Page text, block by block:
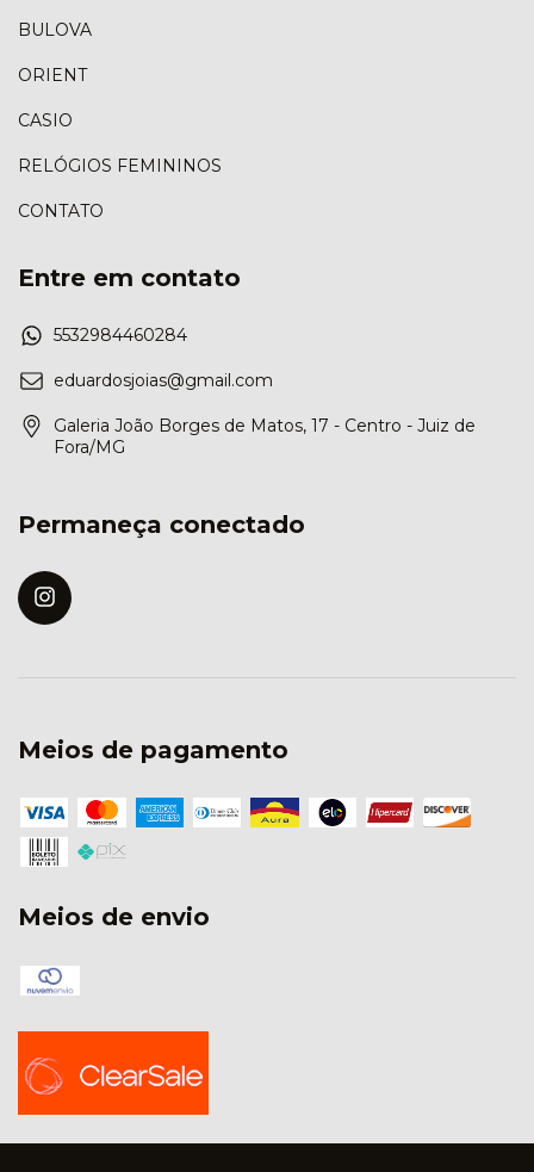
BULOVA
ORIENT
CASIO
RELÓGIOS FEMININOS
CONTATO
Entre em contato
5532984460284
eduardosjoias@gmail.com
Galeria João Borges de Matos, 17 - Centro - Juiz de
Fora/MG
Permaneça conectado
Meios de pagamento
Meios de envio